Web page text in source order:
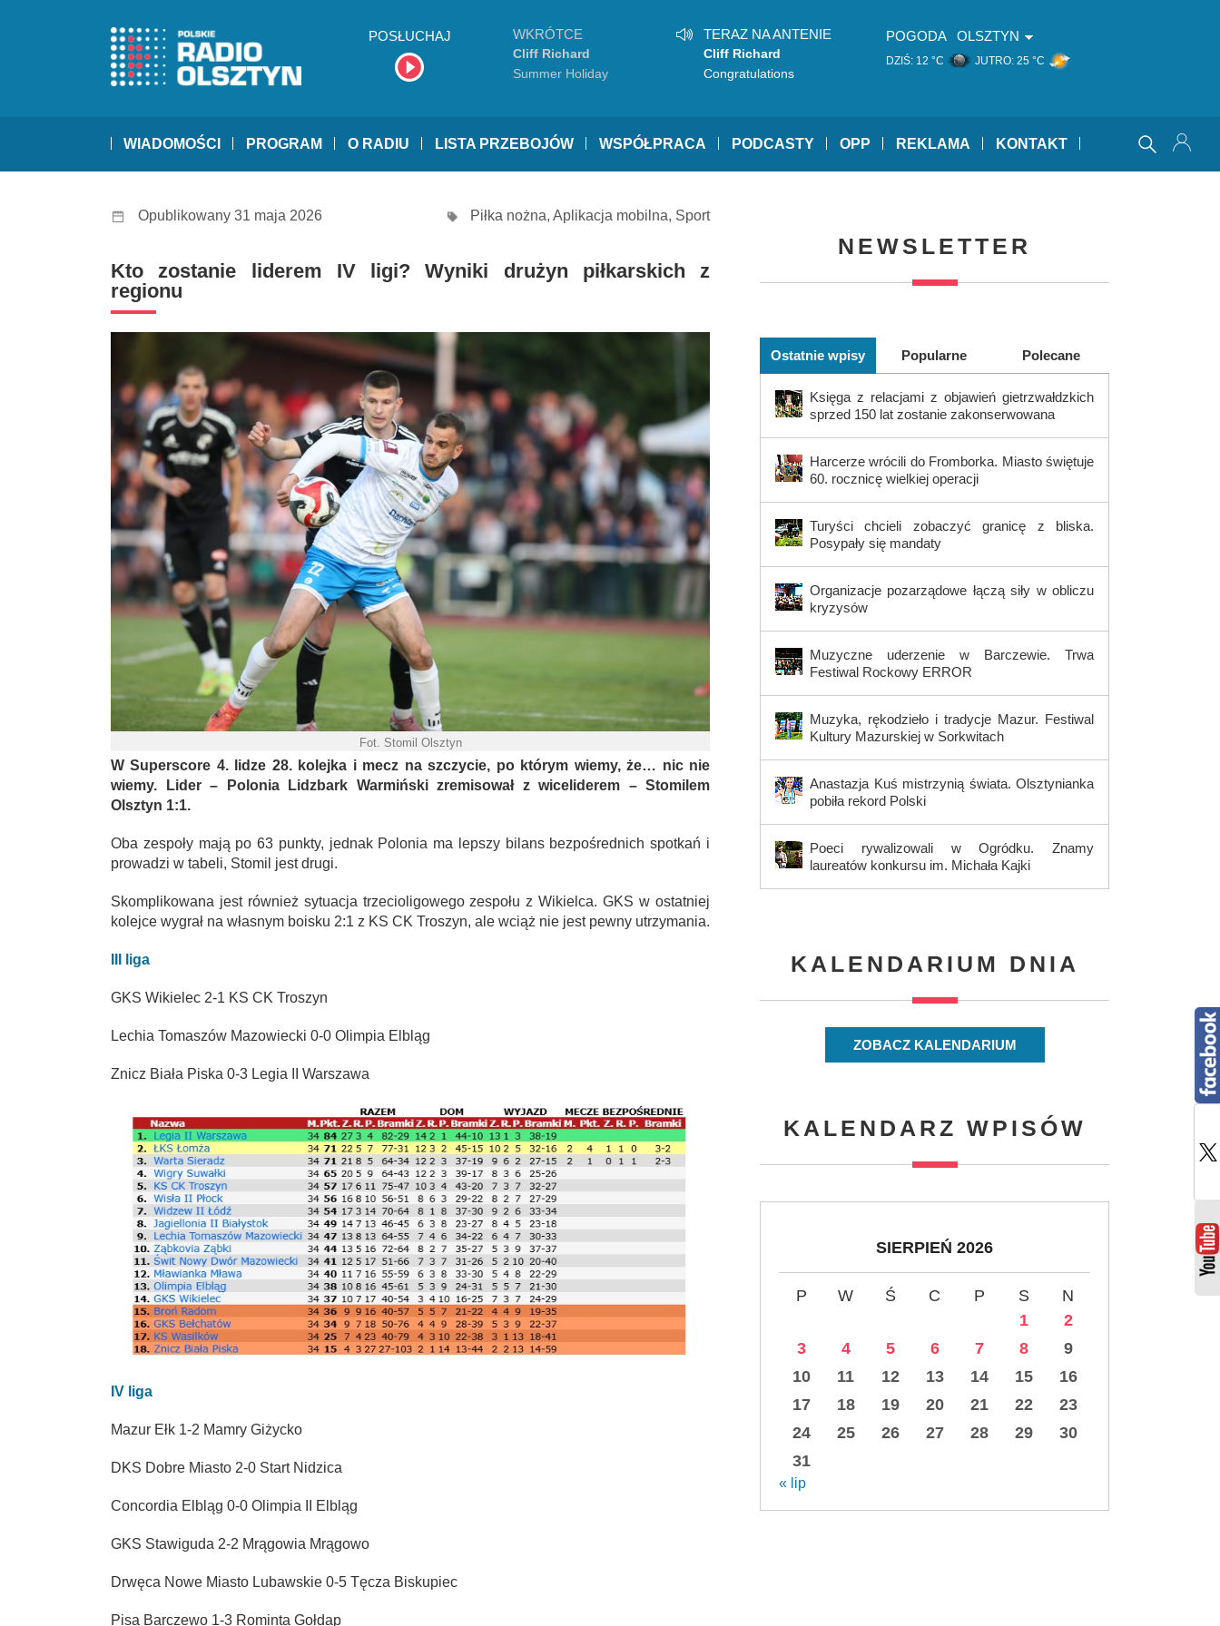
POSŁUCHAJ WKRÓTCE
Cliff Richard
Summer Holiday
TERAZ NA ANTENIE
Cliff Richard
Congratulations
POGODA OLSZTYN
DZIŚ: 12 °C JUTRO: 25 °C
WIADOMOŚCI PROGRAM O RADIU LISTA PRZEBOJÓW WSPÓŁPRACA PODCASTY OPP REKLAMA KONTAKT
Opublikowany 31 maja 2026 Piłka nożna, Aplikacja mobilna, Sport
Kto zostanie liderem IV ligi? Wyniki drużyn piłkarskich z
regionu
Fot. Stomil Olsztyn
W Superscore 4. lidze 28. kolejka i mecz na szczycie, po którym wiemy, że… nic nie
wiemy. Lider – Polonia Lidzbark Warmiński zremisował z wiceliderem – Stomilem
Olsztyn 1:1.
Oba zespoły mają po 63 punkty, jednak Polonia ma lepszy bilans bezpośrednich spotkań i
prowadzi w tabeli, Stomil jest drugi.
Skomplikowana jest również sytuacja trzecioligowego zespołu z Wikielca. GKS w ostatniej
kolejce wygrał na własnym boisku 2:1 z KS CK Troszyn, ale wciąż nie jest pewny utrzymania.
III liga
GKS Wikielec 2-1 KS CK Troszyn
Lechia Tomaszów Mazowiecki 0-0 Olimpia Elbląg
Znicz Biała Piska 0-3 Legia II Warszawa
IV liga
Mazur Ełk 1-2 Mamry Giżycko
DKS Dobre Miasto 2-0 Start Nidzica
Concordia Elbląg 0-0 Olimpia II Elbląg
GKS Stawiguda 2-2 Mrągowia Mrągowo
Drwęca Nowe Miasto Lubawskie 0-5 Tęcza Biskupiec
Pisa Barczewo 1-3 Rominta Gołdap
NEWSLETTER
Ostatnie wpisy Popularne Polecane
Księga z relacjami z objawień gietrzwałdzkich
sprzed 150 lat zostanie zakonserwowana
Harcerze wrócili do Fromborka. Miasto świętuje
60. rocznicę wielkiej operacji
Turyści chcieli zobaczyć granicę z bliska.
Posypały się mandaty
Organizacje pozarządowe łączą siły w obliczu
kryzysów
Muzyczne uderzenie w Barczewie. Trwa
Festiwal Rockowy ERROR
Muzyka, rękodzieło i tradycje Mazur. Festiwal
Kultury Mazurskiej w Sorkwitach
Anastazja Kuś mistrzynią świata. Olsztynianka
pobiła rekord Polski
Poeci rywalizowali w Ogródku. Znamy
laureatów konkursu im. Michała Kajki
KALENDARIUM DNIA
ZOBACZ KALENDARIUM
KALENDARZ WPISÓW
SIERPIEŃ 2026
P W Ś C P S
N
1
2
3
4 5 6 7 8
9
10
11 12 13 14 15
16
17
18 19 20 21 22
23
24
25 26 27 28 29
30
31
« lip